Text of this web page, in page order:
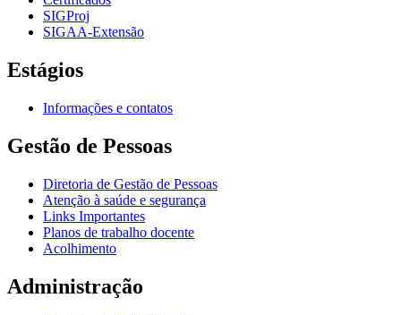
SIGProj
SIGAA-Extensão
Estágios
Informações e contatos
Gestão de Pessoas
Diretoria de Gestão de Pessoas
Atenção à saúde e segurança
Links Importantes
Planos de trabalho docente
Acolhimento
Administração